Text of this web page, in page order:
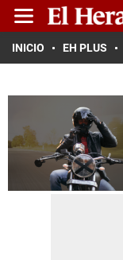
INICIO EH PLUS